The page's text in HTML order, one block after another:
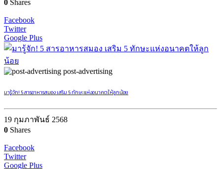
0 Shares
Facebook
Twitter
Google Plus
post-advertising
มารู้จัก! 5 สารอาหารสมอง เสริม 5 ทักษะแห่งอนาคตให้ลูกน้อย
19 กุมภาพันธ์ 2568
0 Shares
Facebook
Twitter
Google Plus